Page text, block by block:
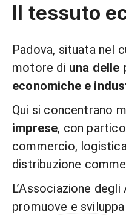
Il tessuto
Padova, situata nel
motore di una delle
economiche e
Qui si concentrano
imprese, con
commercio,
distribuzione
L’Associazione
promuove e